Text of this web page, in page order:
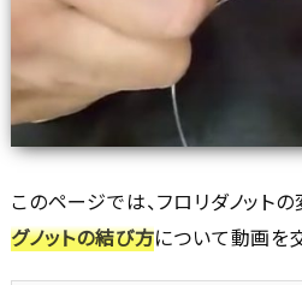
このページでは、フロリダノット
グノットの結び方について動画を